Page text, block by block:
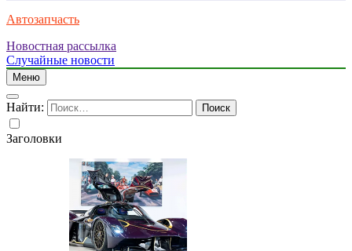
Автозапчасть
Новостная рассылка
Случайные новости
Меню
Найти:
Заголовки